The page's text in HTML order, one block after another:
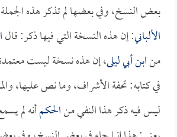
بعض النسخ، وفي بعضها لم تذكر هذه
الألباني: إن هذه النسخة التي فيها ذكر: قال
منابن أبي ليلى، إن هذه نسخة ليست
في كتابه: تحفة الأشراف، وما نص عليها،
ليس فيه ذكر هذا النفي منالحكمأنه لم